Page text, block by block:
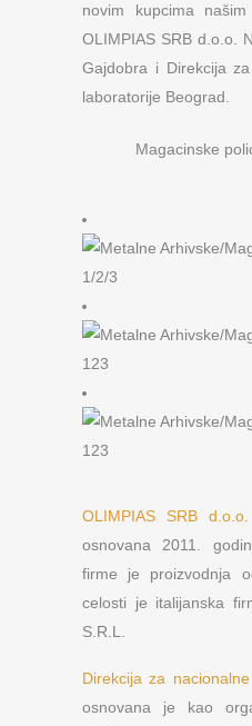
novim kupcima
OLIMPIAS SRB d.o.o.
Gajdobra i Direkcija
laboratorije Beograd.
Magacinske
OLIMPIAS SRB
osnovana 2011.
firme je proizvodnja
celosti je italijanska
S.R.L.
Direkcija za
osnovana je kao